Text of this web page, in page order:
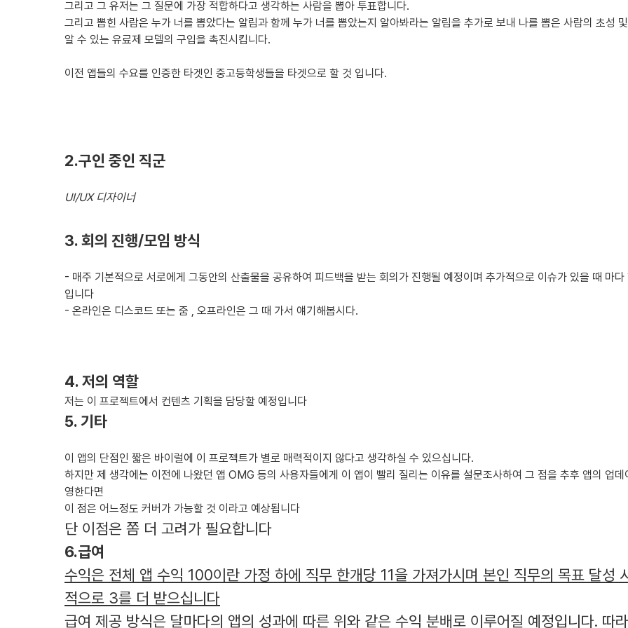
3. **PC 웹:** 보조적 수단으로 고려.
### 5) 초기 시장 진입 전략
1. **학교 및 학원 중심 마케팅:** 타겟 사용자가 많은 곳에서 집중적 홍보 진행.
2. **소셜 미디어 캠페인:** 인플루언서를 활용한 참여 유도 및 바이럴 마케팅.
1. **글로벌 시장 진출:** 앱의 지역적 특성을 검토하여 해외 시장으로 진출.
그리고 그 유저는 그 질문에 가장 적합하다고 생각하는 사람을 뽑아 투표합니다.
그리고 뽑힌 사람은 누가 너를 뽑았다는 알림과 함께 누가 너를 뽑았는지 알아봐라는 알림을 추가로 보내 나를 뽑은 사람의 초성
알 수 있는 유료제 모델의 구입을 촉진시킵니다.
이전 앱들의 수요를 인증한 타겟인 중고등학생들을 타겟으로 할 것 입니다.
2.구인 중인 직군
UI/UX 디자이너
3. 회의 진행/모임 방식
- 매주 기본적으로 서로에게 그동안의 산출물을 공유하여 피드백을 받는 회의가 진행될 예정이며 추가적으로 이슈가 있을 때 마다
입니다
- 온라인은 디스코드 또는 줌 , 오프라인은 그 때 가서 얘기해봅시다.
4. 저의 역할
저는 이 프로젝트에서 컨텐츠 기획을 담당할 예정입니다
5. 기타
이 앱의 단점인 짧은 바이럴에 이 프로젝트가 별로 매력적이지 않다고 생각하실 수 있으십니다.
하지만 제 생각에는 이전에 나왔던 앱 OMG 등의 사용자들에게 이 앱이 빨리 질리는 이유를 설문조사하여 그 점을 추후 앱의 업데
영한다면
이 점은 어느정도 커버가 가능할 것 이라고 예상됩니다
단 이점은 쫌 더 고려가 필요합니다
6.급여
수익은 전체 앱 수익 100이란 가정 하에 직무 한개당 11을 가져가시며 본인 직무의 목표 달성
적으로 3를 더 받으십니다
급여 제공 방식은 달마다의 앱의 성과에 따른 위와 같은 수익 분배로 이루어질 예정입니다. 따